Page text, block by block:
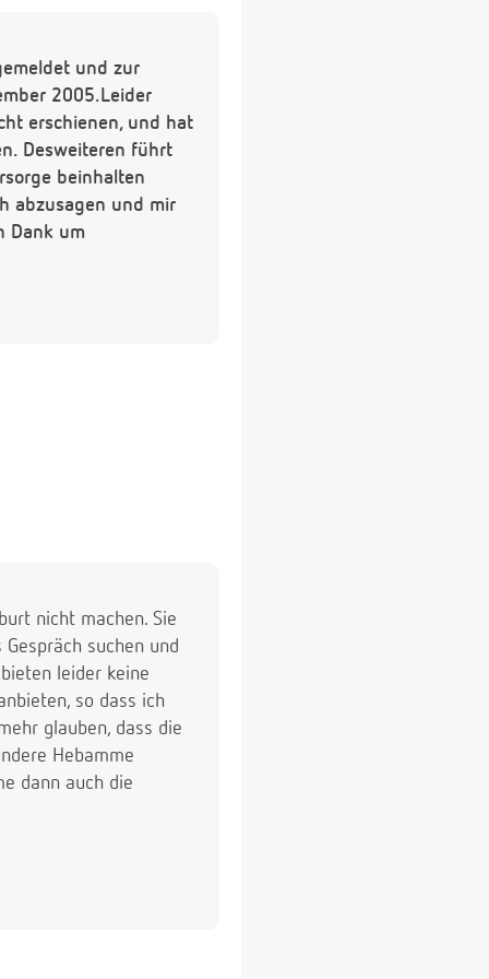
und zur
2005.Leider
erschienen, und hat
Desweiteren führt
beinhalten
abzusagen und mir
Dank um
nicht machen. Sie
suchen und
leider keine
so dass ich
glauben, dass die
Hebamme
dann auch die